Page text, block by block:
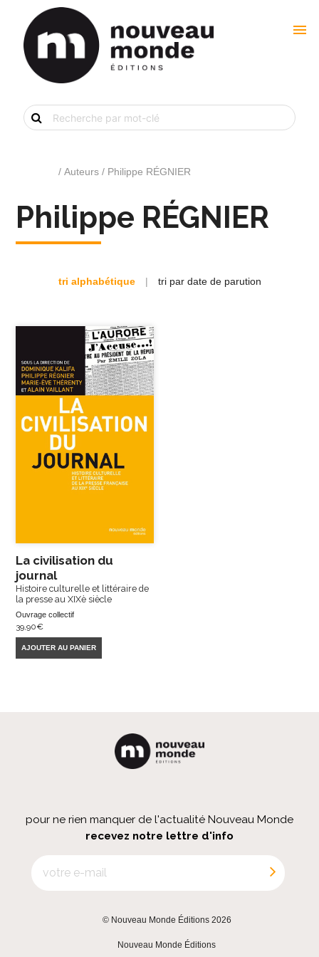
menu
Recherche
de
livre
/ Auteurs / Philippe RÉGNIER
Philippe RÉGNIER
tri alphabétique | tri par date de parution
La civilisation du
journal
Histoire culturelle et littéraire de
la presse au XIXè siècle
Ouvrage collectif
39,90€
AJOUTER AU PANIER
pour ne rien manquer de l'actualité Nouveau Monde
recevez notre lettre d'info
© Nouveau Monde Éditions 2026
Nouveau Monde Éditions